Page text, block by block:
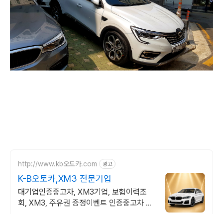
http://www.kb오토카.com 광고
K-B오토카,XM3 전문기업
대기업인증중고차, XM3기업, 보험이력조
회, XM3, 주유권 증정이벤트 인증중고차 7